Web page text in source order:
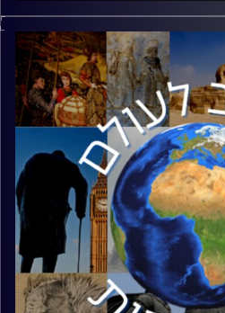
של נשיא ארצות הברית,
המלחמה באיראן. איום הגרעין
עשורים ולמרות המלחמה,
סדר, הצטרף אליי אבנר וילן.
אבנר הוא איש הייטק ובוגר תכנית תלפיות. הוא שירת 21 שנים
שירותו עסק באיראן ובמערכה
לעשייה ביטחונית משמעותית,